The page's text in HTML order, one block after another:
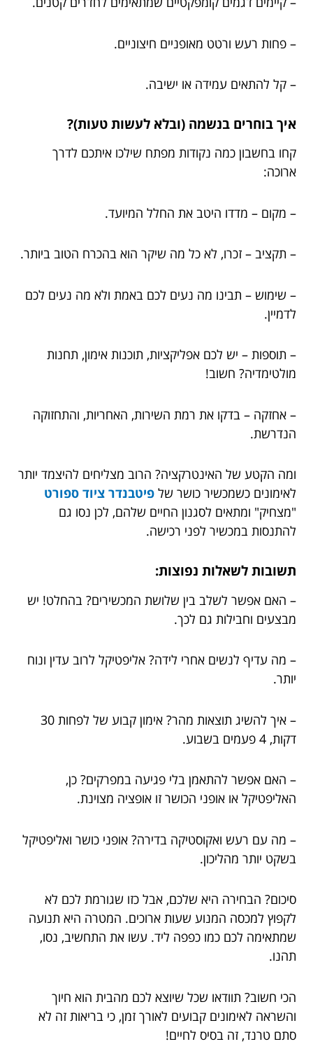
– פחות רעש ורטט מאופניים חיצוניים.
– קל להתאים עמידה או ישיבה.
איך בוחרים בנשמה (ובלא לעשות טעות)?
קחו בחשבון כמה נקודות מפתח שילכו איתכם לדרך
ארוכה:
– מקום – מדדו היטב את החלל המיועד.
– תקציב – זכרו, לא כל מה שיקר הוא בהכרח הטוב ביותר.
– שימוש – תבינו מה נעים לכם באמת ולא מה נעים לכם
לדמיין.
– תוספות – יש לכם אפליקציות, תוכנות אימון, תחנות
מולטימדיה? חשוב!
– אחזקה – בדקו את רמת השירות, האחריות, והתחזוקה
הנדרשת.
ומה הקטע של האינטרקציה? הרוב מצליחים להיצמד יותר
לאימונים כשמכשיר כושר של פיטבנדר ציוד ספורט
"מצחיק" ומתאים לסגנון החיים שלהם, לכן נסו גם
להתנסות במכשיר לפני רכישה.
תשובות לשאלות נפוצות:
– האם אפשר לשלב בין שלושת המכשירים? בהחלט! יש
מבצעים וחבילות גם לכך.
– מה עדיף לנשים אחרי לידה? אליפטיקל לרוב עדין ונוח
יותר.
– איך להשיג תוצאות מהר? אימון קבוע של לפחות 30
דקות, 4 פעמים בשבוע.
– האם אפשר להתאמן בלי פגיעה במפרקים? כן,
האליפטיקל או אופני הכושר זו אופציה מצוינת.
– מה עם רעש ואקוסטיקה בדירה? אופני כושר ואליפטיקל
בשקט יותר מהליכון.
סיכום? הבחירה היא שלכם, אבל כזו שגורמת לכם לא
לקפוץ למכסה המנוע שעות ארוכים. המטרה היא תנועה
שמתאימה לכם כמו כפפה ליד. עשו את התחשיב, נסו,
תהנו.
הכי חשוב? תוודאו שכל שיוצא לכם מהבית הוא חיוך
והשראה לאימונים קבועים לאורך זמן, כי בריאות זה לא
סתם טרנד, זה בסיס לחיים!